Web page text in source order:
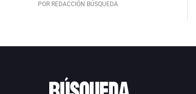
POR REDACCIÓN BÚSQUEDA